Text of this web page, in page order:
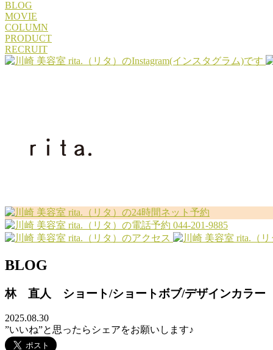
BLOG
MOVIE
COLUMN
PRODUCT
RECRUIT
044-201-9885
BLOG
林 直人 ショート/ショートボブ/デザインカラー
2025.08.30
”いいね”と思ったらシェアをお願いします♪